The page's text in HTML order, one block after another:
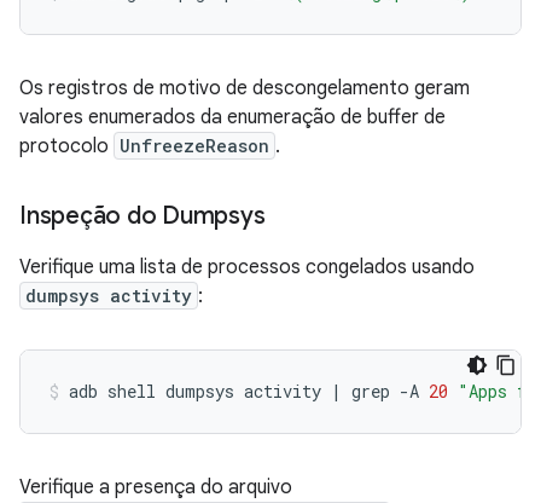
Os registros de motivo de descongelamento geram
valores enumerados da enumeração de buffer de
protocolo UnfreezeReason .
Inspeção do Dumpsys
Verifique uma lista de processos congelados usando
dumpsys activity :
adb shell dumpsys activity | grep -A 20 "Apps
Verifique a presença do arquivo